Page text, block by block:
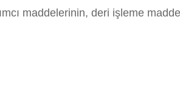
maddelerinin, deri işleme